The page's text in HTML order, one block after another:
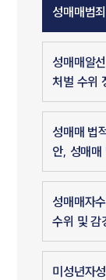
성매매범
성매매알
처벌 수위
성매매 법
안, 성매매
성매매자
수위 및 감
미성년자